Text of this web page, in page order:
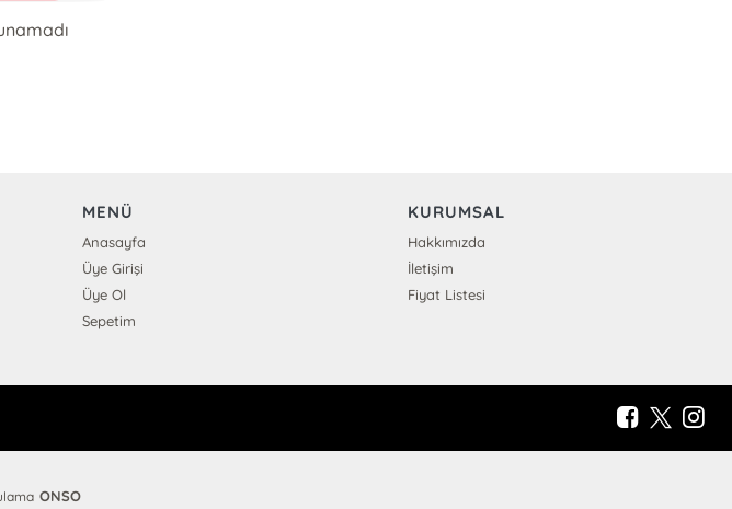
MENÜ
Anasayfa
Üye Girişi
Üye Ol
Sepetim
KURUMSAL
Hakkımızda
İletişim
Fiyat Listesi
ONSO